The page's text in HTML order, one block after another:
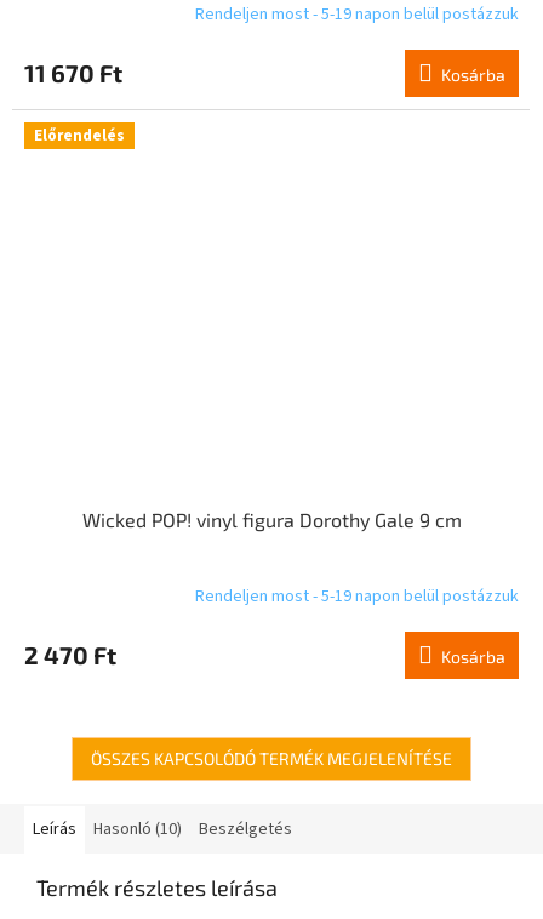
Rendeljen most - 5-19 napon belül postázzuk
11 670 Ft Kosárba
Előrendelés
Wicked POP! vinyl figura Dorothy Gale 9 cm
Rendeljen most - 5-19 napon belül postázzuk
2 470 Ft Kosárba
ÖSSZES KAPCSOLÓDÓ TERMÉK MEGJELENÍTÉSE
Leírás Hasonló (10) Beszélgetés
Termék részletes leírása